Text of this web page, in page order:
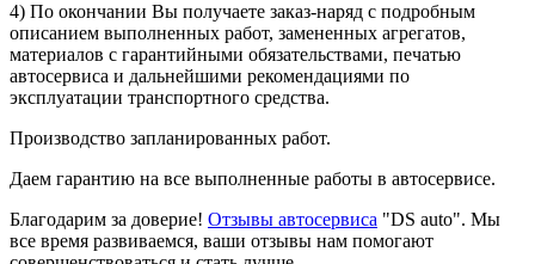
4) По окончании Вы получаете заказ-наряд с подробным
описанием выполненных работ, замененных агрегатов,
материалов с гарантийными обязательствами, печатью
автосервиса и дальнейшими рекомендациями по
эксплуатации транспортного средства.
Производство запланированных работ.
Даем гарантию на все выполненные работы в автосервисе.
Благодарим за доверие! Отзывы автосервиса "DS auto". Мы
все время развиваемся, ваши отзывы нам помогают